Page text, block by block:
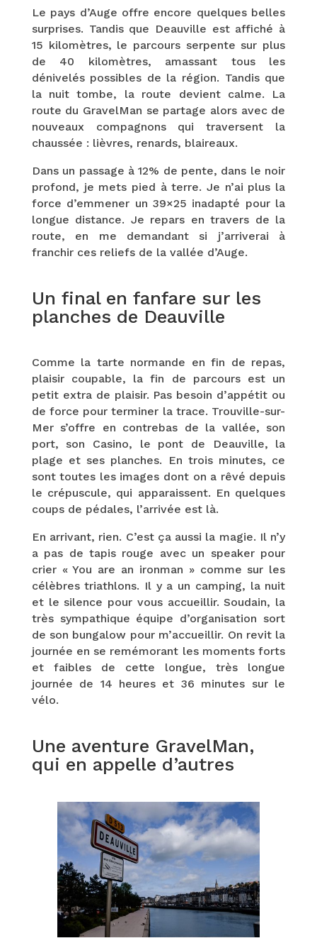
Le pays d’Auge offre encore quelques belles
surprises. Tandis que Deauville est affiché à
15 kilomètres, le parcours serpente sur plus
de 40 kilomètres, amassant tous les
dénivelés possibles de la région. Tandis que
la nuit tombe, la route devient calme. La
route du GravelMan se partage alors avec de
nouveaux compagnons qui traversent la
chaussée : lièvres, renards, blaireaux.
Dans un passage à 12% de pente, dans le noir
profond, je mets pied à terre. Je n’ai plus la
force d’emmener un 39×25 inadapté pour la
longue distance. Je repars en travers de la
route, en me demandant si j’arriverai à
franchir ces reliefs de la vallée d’Auge.
Un final en fanfare sur les
planches de Deauville
Comme la tarte normande en fin de repas,
plaisir coupable, la fin de parcours est un
petit extra de plaisir. Pas besoin d’appétit ou
de force pour terminer la trace. Trouville-sur-
Mer s’offre en contrebas de la vallée, son
port, son Casino, le pont de Deauville, la
plage et ses planches. En trois minutes, ce
sont toutes les images dont on a rêvé depuis
le crépuscule, qui apparaissent. En quelques
coups de pédales, l’arrivée est là.
En arrivant, rien. C’est ça aussi la magie. Il n’y
a pas de tapis rouge avec un speaker pour
crier « You are an ironman » comme sur les
célèbres triathlons. Il y a un camping, la nuit
et le silence pour vous accueillir. Soudain, la
très sympathique équipe d’organisation sort
de son bungalow pour m’accueillir. On revit la
journée en se remémorant les moments forts
et faibles de cette longue, très longue
journée de 14 heures et 36 minutes sur le
vélo.
Une aventure GravelMan,
qui en appelle d’autres